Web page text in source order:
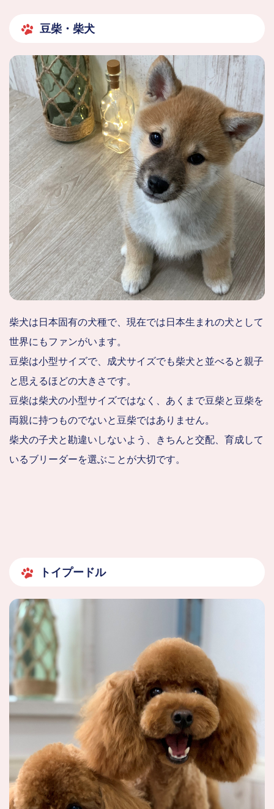
豆柴・柴犬
柴犬は日本固有の犬種で、現在では日本生まれの犬として
世界にもファンがいます。
豆柴は小型サイズで、成犬サイズでも柴犬と並べると親子
と思えるほどの大きさです。
豆柴は柴犬の小型サイズではなく、あくまで豆柴と豆柴を
両親に持つものでないと豆柴ではありません。
柴犬の子犬と勘違いしないよう、きちんと交配、育成して
いるブリーダーを選ぶことが大切です。
トイプードル